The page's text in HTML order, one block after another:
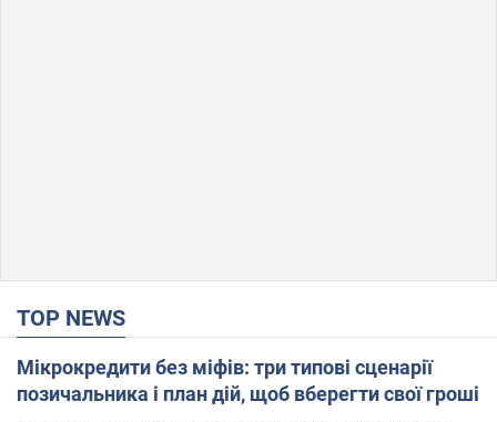
TOP NEWS
Мікрокредити без міфів: три типові сценарії
позичальника і план дій, щоб вберегти свої гроші